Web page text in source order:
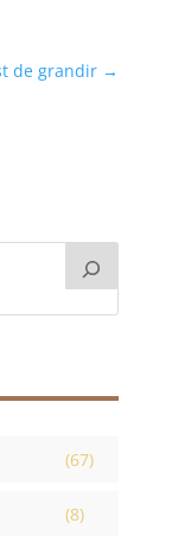
de grandir →
(67)
(8)